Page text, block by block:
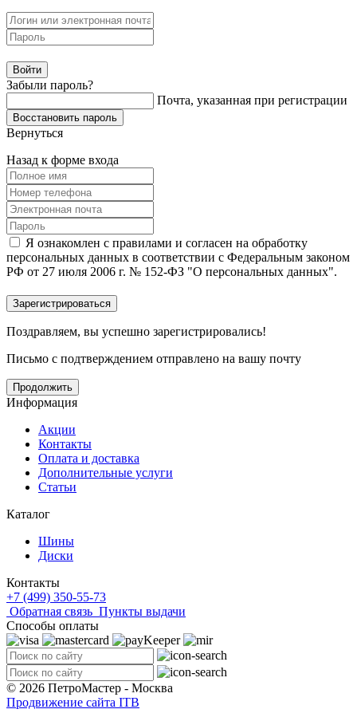
Забыли пароль?
Почта, указанная при регистрации
Вернуться
Назад к форме входа
Я ознакомлен с правилами и согласен на обработку
персональных данных в соответствии с Федеральным законом
РФ от 27 июля 2006 г. № 152-ФЗ "О персональных данных".
Поздравляем, вы успешно зарегистрировались!
Письмо с подтверждением отправлено на вашу почту
Продолжить
Информация
Акции
Контакты
Оплата и доставка
Дополнительные услуги
Статьи
Каталог
Шины
Диски
Контакты
+7 (499) 350-55-73
Обратная связь Пункты выдачи
Способы оплаты
© 2026 ПетроМастер - Москва
Продвижение сайта ITB